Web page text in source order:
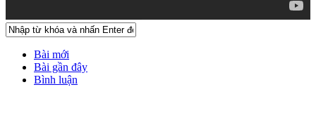
Bài mới
Bài gần đây
Bình luận